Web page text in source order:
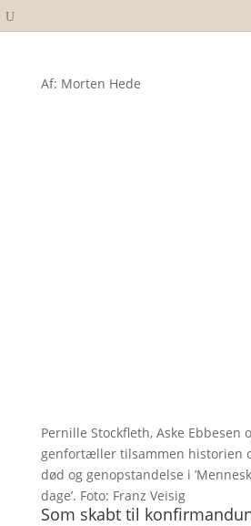
Af: Morten Hede
Pernille Stockfleth, Aske Ebbesen
genfortæller tilsammen historien
død og genopstandelse i
dage’. Foto: Franz Veisig
Som skabt til